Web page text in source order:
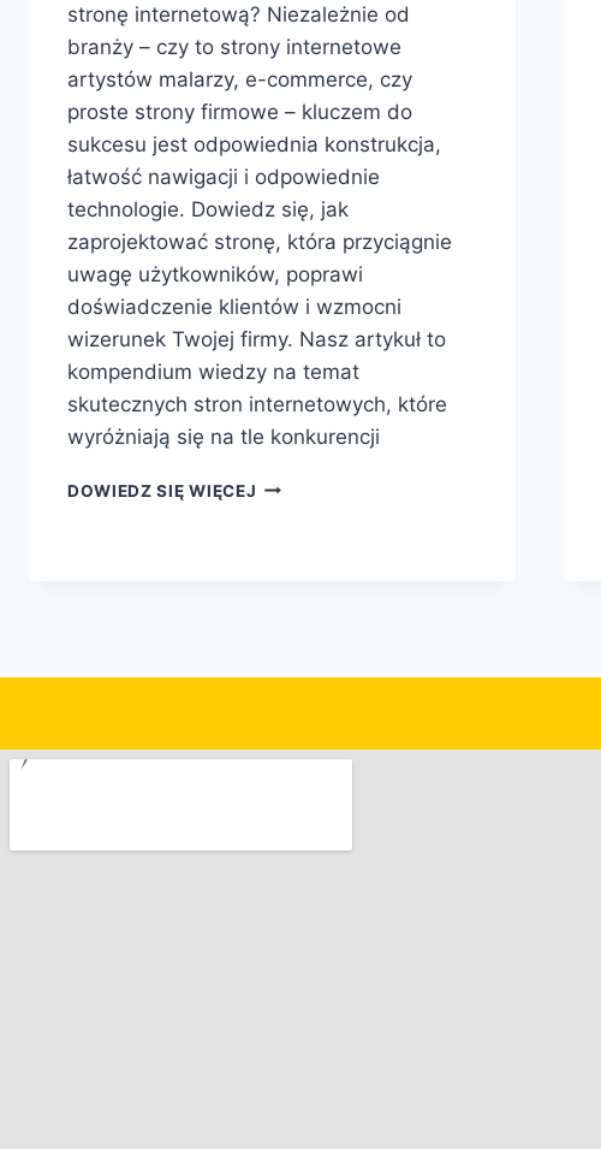
stronę internetową? Niezależnie od
branży – czy to strony internetowe
artystów malarzy, e-commerce, czy
proste strony firmowe – kluczem do
sukcesu jest odpowiednia konstrukcja,
łatwość nawigacji i odpowiednie
technologie. Dowiedz się, jak
zaprojektować stronę, która przyciągnie
uwagę użytkowników, poprawi
doświadczenie klientów i wzmocni
wizerunek Twojej firmy. Nasz artykuł to
kompendium wiedzy na temat
skutecznych stron internetowych, które
wyróżniają się na tle konkurencji
DOWIEDZ SIĘ WIĘCEJ